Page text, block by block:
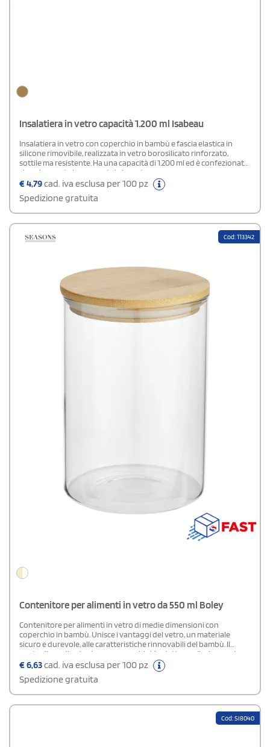
Insalatiera in vetro capacità 1.200 ml Isabeau
Insalatiera in vetro con coperchio in bambù e fascia elastica in
silicone rimovibile, realizzata in vetro borosilicato rinforzato,
sottile ma resistente. Ha una capacità di 1.200 ml ed è confezionata
singolarmente in una scatola in cartone avana.
€4,79cad. iva esclusa per 100 pz
Spedizione gratuita
Cod: 113342
Contenitore per alimenti in vetro da 550 ml Boley
Contenitore per alimenti in vetro di medie dimensioni con
coperchio in bambù. Unisce i vantaggi del vetro, un materiale
sicuro e durevole, alle caratteristiche rinnovabili del bambù. Il
contenitore di vetro (senza coperchio) è adatto per il microonde e
lavabile in lavastoviglie. Confezionato all'interno di una scatola in
€6,63cad. iva esclusa per 100 pz
Spedizione gratuita
Cod: SI8040